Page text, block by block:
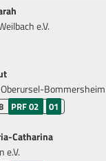
e.V.
Oberursel-Bommersheim
PRF 02 01
Catharina
e.V.